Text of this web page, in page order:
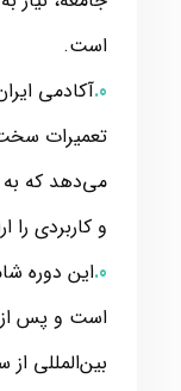
است.
آکادمی
تعمیرات
می‌دهد که
و کاربردی را
این دوره
است و پس از
بین‌المللی